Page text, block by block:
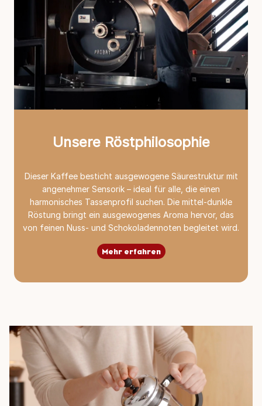
Unsere Röstphilosophie
Dieser Kaffee besticht ausgewogene Säurestruktur mit
angenehmer Sensorik – ideal für alle, die einen
harmonisches Tassenprofil suchen. Die mittel-dunkle
Röstung bringt ein ausgewogenes Aroma hervor, das
von feinen Nuss- und Schokoladennoten begleitet wird.
Mehr erfahren